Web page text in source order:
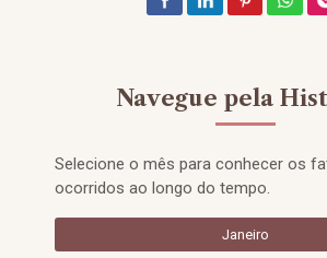
Navegue pela
Selecione o mês para conhecer os
ocorridos ao longo do tempo.
Janeiro